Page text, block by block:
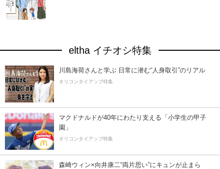
eltha イチオシ特集
川島海荷さんと学ぶ 日常に潜む“人身取引”のリアル
オリコンタイアップ特集
マクドナルドが40年にわたり支える「小学生の甲子
園」
オリコンタイアップ特集
森崎ウィン×向井康二“両片思い”にキュンが止まら